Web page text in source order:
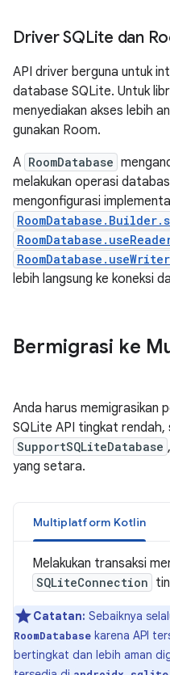
Driver SQLite dan
API driver berguna untuk
database SQLite. Untuk
menyediakan akses lebih
gunakan Room.
A RoomDatabase
melakukan operasi
mengonfigurasi
lebih langsung ke koneksi
Bermigrasi ke
Anda harus memigrasikan
SQLite API tingkat
SupportSQLiteDatabase
yang setara.
Multiplatform Kotlin
Melakukan transaksi
SQLiteConnection
Catatan: Sebaiknya
RoomDatabase karena API
bertingkat dan lebih aman